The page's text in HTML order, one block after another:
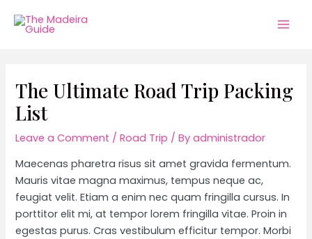
The Ultimate Road Trip Packing
List
Leave a Comment /Road Trip / Byadministrador
Maecenas pharetra risus sit amet gravida fermentum.
Mauris vitae magna maximus, tempus neque ac,
feugiat velit. Etiam a enim nec quam fringilla cursus. In
porttitor elit mi, at tempor lorem fringilla vitae. Proin in
egestas purus. Cras vestibulum efficitur tempor. Morbi